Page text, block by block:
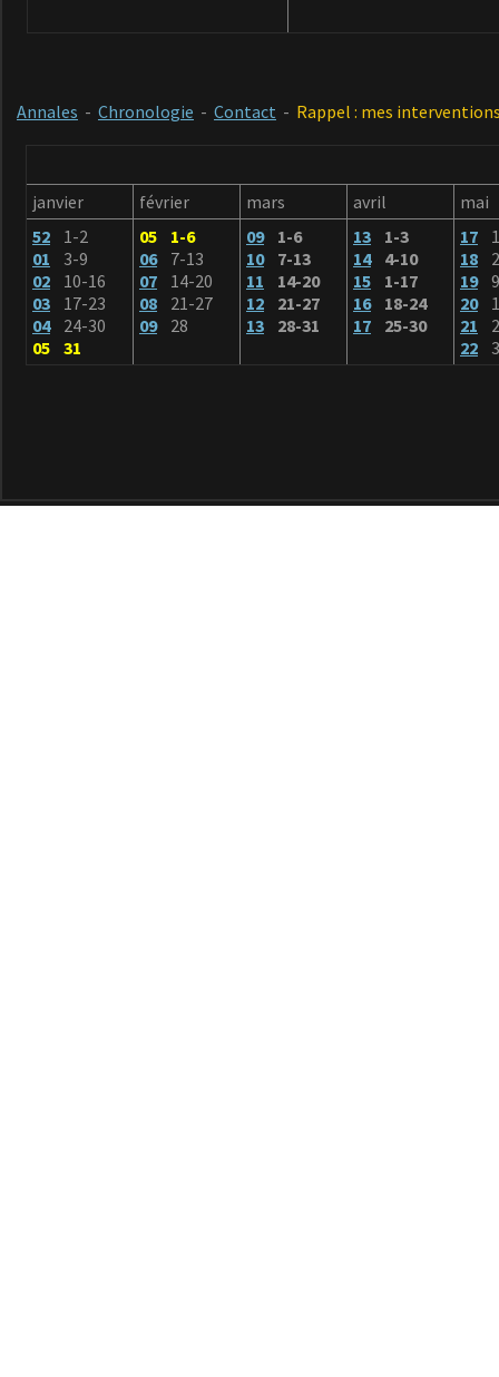
Annales - Chronologie - Contact - Rappel : mes
janvier février mars avril
mai
52 1-2
01 3-9
02 10-16
03 17-23
0424-30
05 31
05 1-6
067-13
07 14-20
08 21-27
0928
091-6
107-13
11 14-20
12 21-27
13 28-31
13 1-3
144-10
15 1-17
1618-24
17 25-30
17 1
18
19
20
21
22